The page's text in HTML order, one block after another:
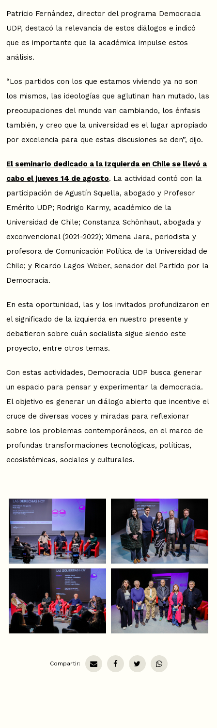
Patricio Fernández, director del programa Democracia
UDP, destacó la relevancia de estos diálogos e indicó
que es importante que la académica impulse estos
análisis.
“Los partidos con los que estamos viviendo ya no son
los mismos, las ideologías que aglutinan han mutado, las
preocupaciones del mundo van cambiando, los énfasis
también, y creo que la universidad es el lugar apropiado
por excelencia para que estas discusiones se den”, dijo.
El seminario dedicado a la Izquierda en Chile se llevó a
cabo el jueves 14 de agosto. La actividad contó con la
participación de Agustín Squella, abogado y Profesor
Emérito UDP; Rodrigo Karmy, académico de la
Universidad de Chile; Constanza Schönhaut, abogada y
exconvencional (2021-2022); Ximena Jara, periodista y
profesora de Comunicación Política de la Universidad de
Chile; y Ricardo Lagos Weber, senador del Partido por la
Democracia.
En esta oportunidad, las y los invitados profundizaron en
el significado de la izquierda en nuestro presente y
debatieron sobre cuán socialista sigue siendo este
proyecto, entre otros temas.
Con estas actividades, Democracia UDP busca generar
un espacio para pensar y experimentar la democracia.
El objetivo es generar un diálogo abierto que incentive el
cruce de diversas voces y miradas para reflexionar
sobre los problemas contemporáneos, en el marco de
profundas transformaciones tecnológicas, políticas,
ecosistémicas, sociales y culturales.
Compartir: